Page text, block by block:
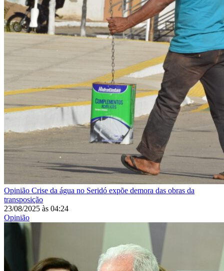
Opinião Crise da água no Seridó expõe demora das obras da
transposição
23/08/2025 às 04:24
Opinião